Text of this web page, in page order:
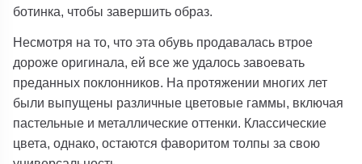
ботинка, чтобы завершить образ.
Несмотря на то, что эта обувь продавалась втрое
дороже оригинала, ей все же удалось завоевать
преданных поклонников. На протяжении многих лет
были выпущены различные цветовые гаммы, включая
пастельные и металлические оттенки. Классические
цвета, однако, остаются фаворитом толпы за свою